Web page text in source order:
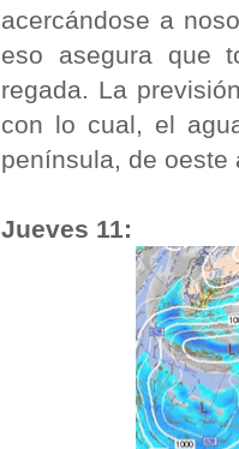
acercándose a
eso asegura que
regada. La
con lo cual, el
península, de oeste
Jueves 11: